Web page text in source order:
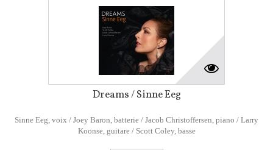
Dreams / Sinne Eeg
Sinne Eeg, voix / Joey Baron, batterie / Jacob Christoffersen, piano / Larry
Koonse, guitare / Scott Coley, basse